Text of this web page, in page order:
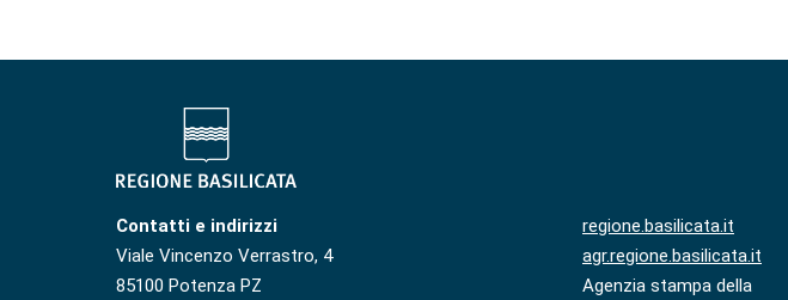
Contatti e indirizzi
Viale Vincenzo Verrastro, 4
85100 Potenza PZ
regione.basilicata.it
agr.regione.basilicata.it
Agenzia stampa della